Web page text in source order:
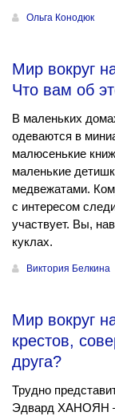
Ольга Конодюк
Мир вокруг
Что вам об
В маленьких
одеваются в
малюсенькие
маленькие
медвежатами.
с интересом
участвует. Вы,
куклах.
Виктория Белкина
Мир вокруг
крестов,
друга?
Трудно
Эдвард ХАНОЯН